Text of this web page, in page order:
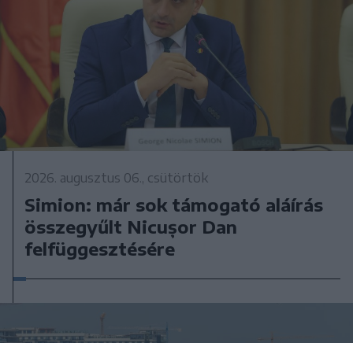
2026. augusztus 06., csütörtök
Simion: már sok támogató aláírás
összegyűlt Nicușor Dan
felfüggesztésére